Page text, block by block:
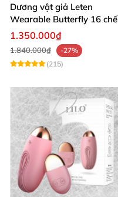
Dương vật giả Leten
Wearable Butterfly 16 chế
độ rung điều khiển
1.350.000₫
1.840.000₫
-27%
(215)